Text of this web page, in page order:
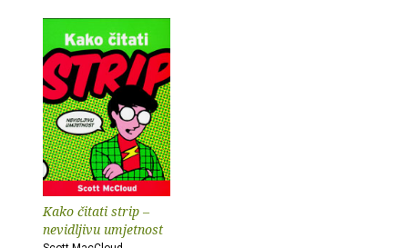
Kako čitati strip –
nevidljivu umjetnost